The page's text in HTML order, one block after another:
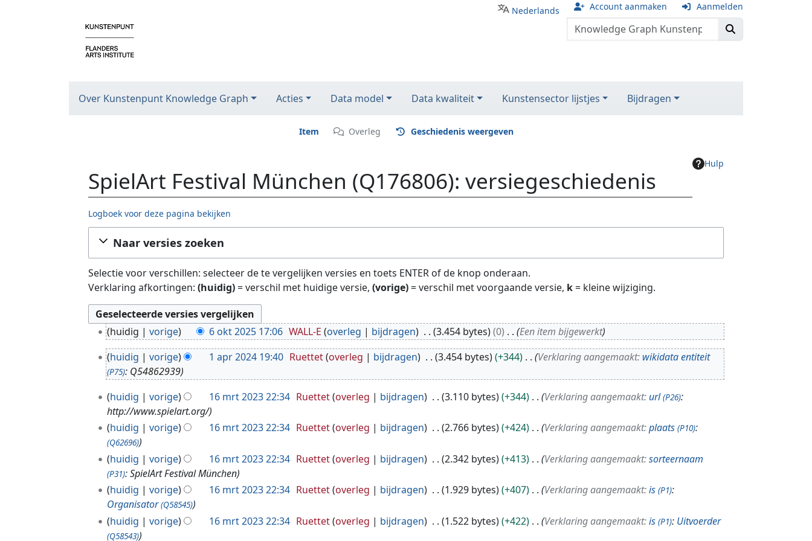
Nederlands Account aanmaken Aanmelden
Over Kunstenpunt Knowledge Graph Acties Data model Data kwaliteit Kunstensector lijstjes Bijdragen
Item Overleg Geschiedenis weergeven
Hulp
SpielArt Festival München (Q176806): versiegeschiedenis
Logboek voor deze pagina bekijken
Ga naar:navigatie,zoeken
Naar versies zoeken
Selectie voor verschillen: selecteer de te vergelijken versies en toets ENTER of de knop onderaan.
Verklaring afkortingen: (huidig)= verschil met huidige versie, (vorige)= verschil met voorgaande versie, k= kleine wijziging.
huidig vorige 6 okt 2025 17:06 WALL-E overleg bijdragen 3.454 bytes 0 Een item bijgewerkt
huidig vorige 1 apr 2024 19:40 Ruettet overleg bijdragen 3.454 bytes +344 Verklaring aangemaakt: wikidata entiteit
(P75): Q54862939
huidig vorige 16 mrt 2023 22:34 Ruettet overleg bijdragen 3.110 bytes +344 Verklaring aangemaakt: url (P26):
http://www.spielart.org/
huidig
vorige 16 mrt 2023 22:34 Ruettet overleg bijdragen 2.766 bytes +424 Verklaring aangemaakt:plaats (P10):
(Q62696)
huidig vorige 16 mrt 2023 22:34 Ruettet overleg bijdragen 2.342 bytes +413 Verklaring aangemaakt:sorteernaam
(P31): SpielArt Festival München
huidig
vorige 16 mrt 2023 22:34 Ruettet overleg bijdragen 1.929 bytes +407 Verklaring aangemaakt:is (P1):
Organisator (Q58545)
huidig vorige 16 mrt 2023 22:34 Ruettet overleg bijdragen 1.522 bytes +422 Verklaring aangemaakt:is (P1): Uitvoerder
(Q58543)